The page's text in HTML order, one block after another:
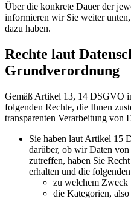
Über die konkrete Dauer der
informieren wir Sie weiter
dazu haben.
Rechte laut
Grundverordnung
Gemäß Artikel 13, 14 DSGVO
folgenden Rechte, die Ihnen
transparenten Verarbeitung von
Sie haben laut Artikel 15
darüber, ob wir Daten
zutreffen, haben Sie
erhalten und die
zu welchem Zweck
die Kategorien,